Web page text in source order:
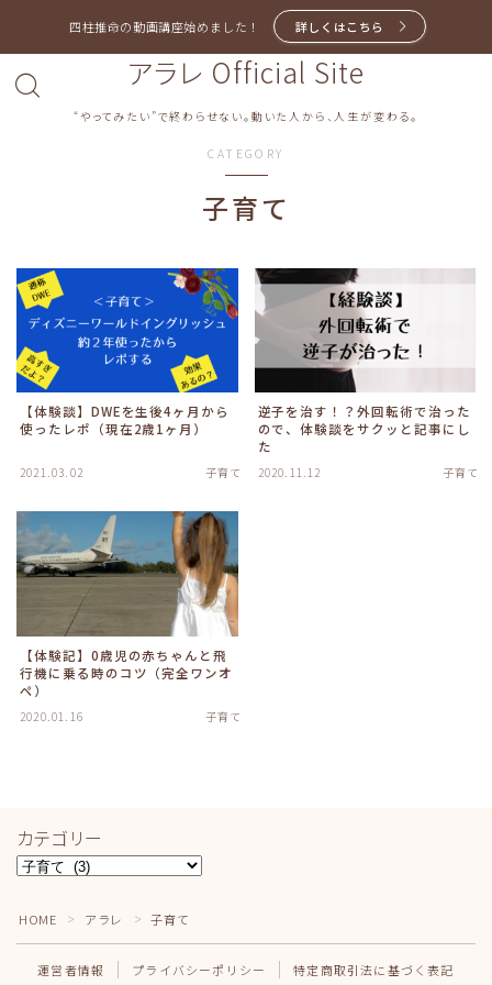
四柱推命の動画講座始めました！ 詳しくはこちら
アラレ Official Site
“やってみたい”で終わらせない。動いた人から、人生が変わる。
CATEGORY
子育て
【体験談】DWEを生後4ヶ月から
使ったレポ（現在2歳1ヶ月）
2021.03.02 子育て
逆子を治す！？外回転術で治った
ので、体験談をサクッと記事にし
た
2020.11.12 子育て
【体験記】0歳児の赤ちゃんと飛
行機に乗る時のコツ（完全ワンオ
ペ）
2020.01.16 子育て
カテゴリー
カ
ゴ
リ
HOME ＞ アラレ ＞ 子育て
運営者情報 プライバシーポリシー 特定商取引法に基づく表記